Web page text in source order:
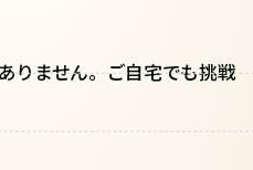
りません。ご自宅でも挑戦